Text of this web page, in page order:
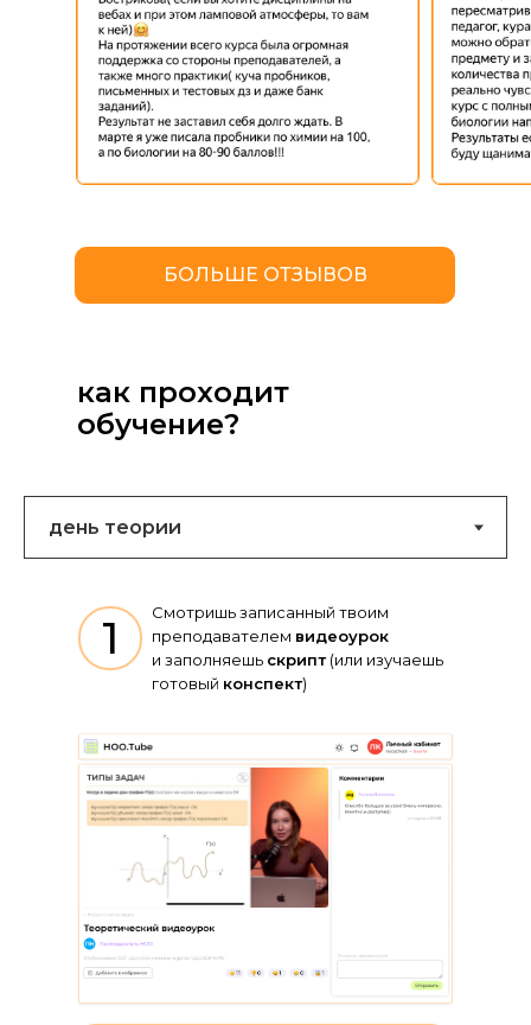
БОЛЬШЕ ОТЗЫВОВ
как проходит
обучение?
Смотришь записанный твоим
преподавателем видеоурок
и заполняешь скрипт (или изучаешь
готовый конспект)
1
Сразу закрепляешь полученные
знания, прорешивая много
тестовых заданий
с автоматическойпроверкой
Они едины для всех учеников и
преподавателей, а также регулярно
обновляются в соответствии
с текущими трендами ЕГЭ и ОГЭ
По окончании тем проходишь через
зачеты с